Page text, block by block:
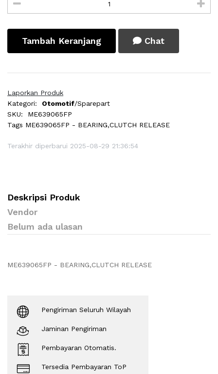
Tambah Keranjang Chat
Laporkan Produk
Kategori:
Otomotif/Sparepart
SKU:
ME639065FP
Tags ME639065FP - BEARING,CLUTCH RELEASE
Terakhir diperbarui 2025-08-29 21:36:54
Deskripsi Produk
Vendor
Belum ada ulasan
ME639065FP - BEARING,CLUTCH RELEASE
Pengiriman Seluruh Wilayah
Jaminan Pengiriman
Pembayaran Otomatis.
Tersedia Pembayaran ToP